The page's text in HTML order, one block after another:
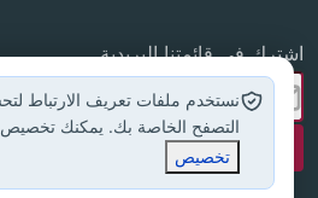
اشترك في قائمتنا البريدية
نستخدم ملفات تعريف الارتباط
التصفح الخاصة بك. يمكنك تخصيص
تخصيص